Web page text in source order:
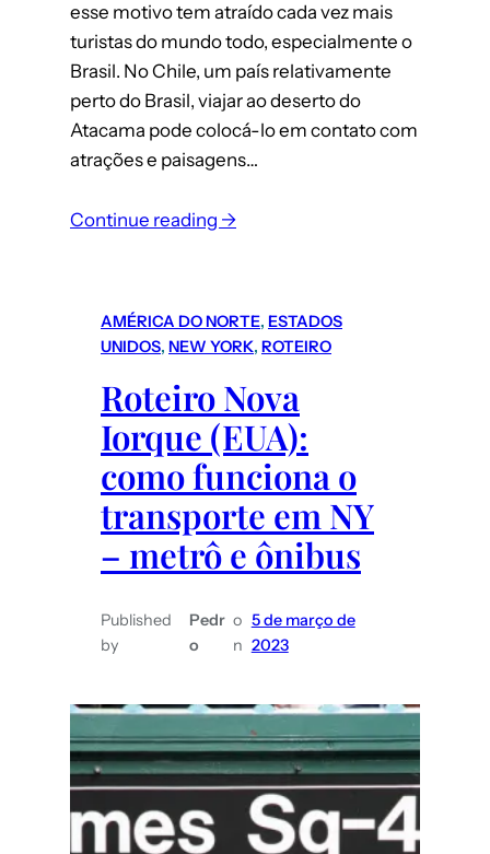
esse motivo tem atraído cada vez mais
turistas do mundo todo, especialmente o
Brasil. No Chile, um país relativamente
perto do Brasil, viajar ao deserto do
Atacama pode colocá-lo em contato com
atrações e paisagens…
Continue reading →
AMÉRICA DO NORTE, ESTADOS
UNIDOS, NEW YORK, ROTEIRO
Roteiro Nova
Iorque (EUA):
como funciona o
transporte em NY
– metrô e ônibus
Published
by
Pedr
o
o
n
5 de março de
2023